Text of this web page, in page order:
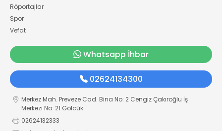
Röportajlar
Spor
Vefat
Whatsapp İhbar
02624134300
Merkez Mah. Preveze Cad. Bina No: 2 Cengiz Çakıroğlu İş
Merkezi No: 21 Gölcük
02624132333